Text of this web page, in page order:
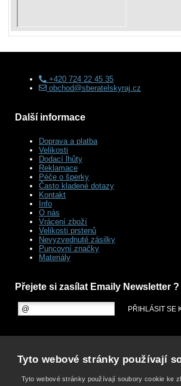
+420 724 22 45 35
obchod@sberatelskyraj.cz
Další informace
Doprava a platba
Velikosti
Dodací lhůty
Reklamace
Péče o šperky
Často kladené dotazy
Kontakt
Info
O nás
Vrácení zboží
Velikosti prstenů
Nevyzvednuté zásilky
Puncovní značky
Materiály
Přejete si zasílat Emaily Newsletter ?
Tyto webové stránky používají
Tyto webové stránky používají soubory cookie ke